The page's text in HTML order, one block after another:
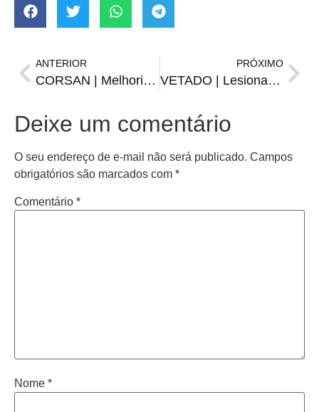
ANTERIOR
CORSAN | Melhorias na rede provocarão falta d’água na quarta e na quinta
PRÓXIMO
VETADO | Lesionado, Alario desfalcará o Inter contra o Juventude
Deixe um comentário
O seu endereço de e-mail não será publicado. Campos
obrigatórios são marcados com *
Comentário *
Nome *